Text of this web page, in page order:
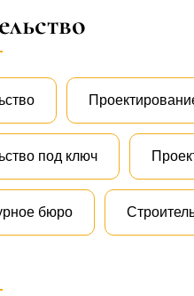
под ключ
бюро